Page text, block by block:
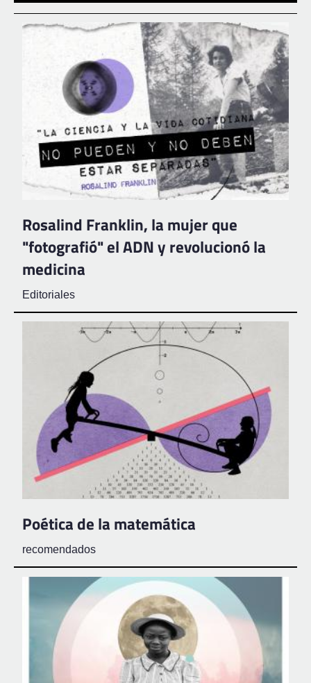
Rosalind Franklin, la mujer que
"fotografió" el ADN y revolucionó la
medicina
Editoriales
Poética de la matemática
recomendados